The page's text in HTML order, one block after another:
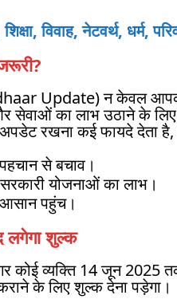
विवाह, नेटवर्थ, धर्म,
Update) न केवल
सेवाओं का लाभ उठाने के
रखना कई फायदे देता
से बचाव।
सरकारी योजनाओं का लाभ।
पहुंच।
शुल्क
कोई व्यक्ति 14 जून 2025
के लिए शुल्क देना पड़ेगा।